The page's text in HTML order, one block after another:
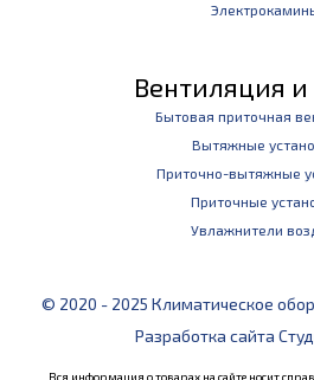
Вентиляция и
Бытовая приточная
Вытяжные
Приточно-вытяжные
Приточные
Увлажнители
© 2020 - 2025 Климатическое
Разработка сайта
Вся информация о товарах на сайте носит